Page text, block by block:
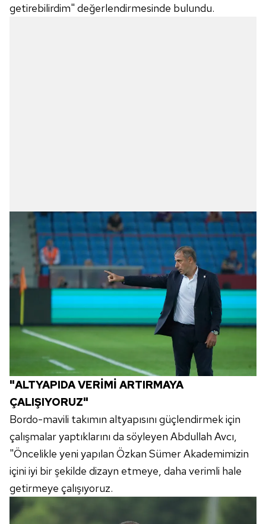
getirebilirdim" değerlendirmesinde bulundu.
"ALTYAPIDA VERİMİ ARTIRMAYA
ÇALIŞIYORUZ"
Bordo-mavili takımın altyapısını güçlendirmek için
çalışmalar yaptıklarını da söyleyen Abdullah Avcı,
"Öncelikle yeni yapılan Özkan Sümer Akademimizin
içini iyi bir şekilde dizayn etmeye, daha verimli hale
getirmeye çalışıyoruz.